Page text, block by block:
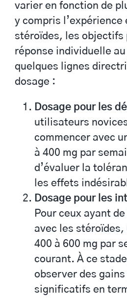
varier en fonction de
y compris l’expérience
stéroïdes, les objectifs
réponse individuelle
quelques lignes
dosage :
Dosage pour les
utilisateurs
commencer avec
à 400 mg par
d’évaluer la
les effets
Dosage pour les
Pour ceux ayant
avec les stéroïdes,
400 à 600 mg par
courant. À ce
observer des gains
significatifs en